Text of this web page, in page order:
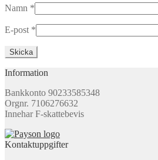
Namn *
E-post *
Information
Bankkonto 90233585348
Orgnr. 7106276632
Innehar F-skattebevis
Kontaktuppgifter